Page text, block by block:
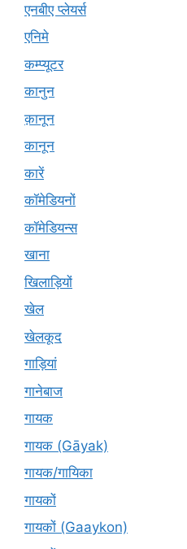
एनबीए प्लेयर्स
एनिमे
कम्प्यूटर
कानुन
क़ानून
कानून
कारें
कॉमेडियनों
कॉमेडियन्स
खाना
खिलाड़ियों
खेल
खेलकूद
गाड़ियां
गानेबाज
गायक
गायक (Gāyak)
गायक/गायिका
गायकों
गायकों (Gaaykon)